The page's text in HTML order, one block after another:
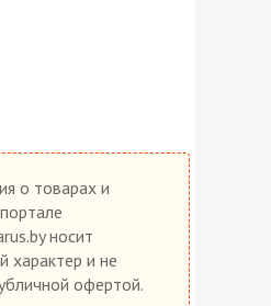
о товарах и
носит
характер и не
офертой.